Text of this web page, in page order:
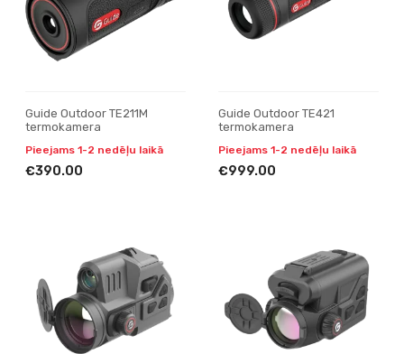
Guide Outdoor TE211M
termokamera
Pieejams 1-2 nedēļu laikā
€390.00
Guide Outdoor TE421
termokamera
Pieejams 1-2 nedēļu laikā
€999.00